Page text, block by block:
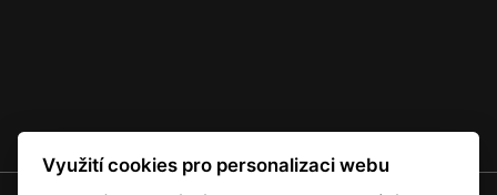
Využití cookies pro personalizaci webu